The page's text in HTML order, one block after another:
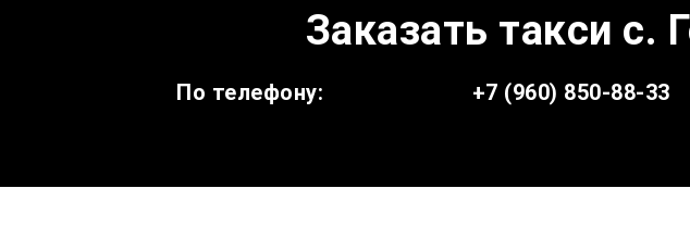
Заказать такси с.
По телефону: +7 (960) 850-88-33